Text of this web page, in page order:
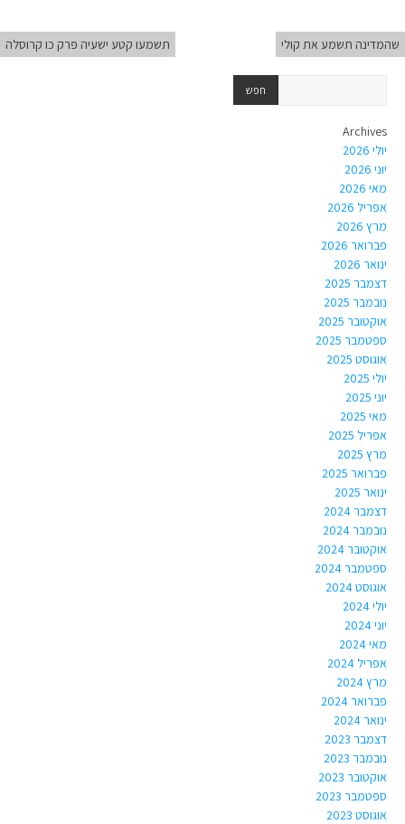
שהמדינה תשמע את קולי תשמעו קטע ישעיה פרק כו קרוסלה
Archives
יולי 2026
יוני 2026
מאי 2026
אפריל 2026
מרץ 2026
פברואר 2026
ינואר 2026
דצמבר 2025
נובמבר 2025
אוקטובר 2025
ספטמבר 2025
אוגוסט 2025
יולי 2025
יוני 2025
מאי 2025
אפריל 2025
מרץ 2025
פברואר 2025
ינואר 2025
דצמבר 2024
נובמבר 2024
אוקטובר 2024
ספטמבר 2024
אוגוסט 2024
יולי 2024
יוני 2024
מאי 2024
אפריל 2024
מרץ 2024
פברואר 2024
ינואר 2024
דצמבר 2023
נובמבר 2023
אוקטובר 2023
ספטמבר 2023
אוגוסט 2023